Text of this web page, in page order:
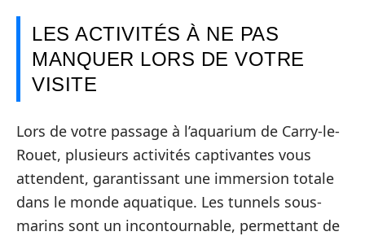
LES ACTIVITÉS À NE PAS
MANQUER LORS DE VOTRE
VISITE
Lors de votre passage à l’aquarium de Carry-le-
Rouet, plusieurs activités captivantes vous
attendent, garantissant une immersion totale
dans le monde aquatique. Les tunnels sous-
marins sont un incontournable, permettant de